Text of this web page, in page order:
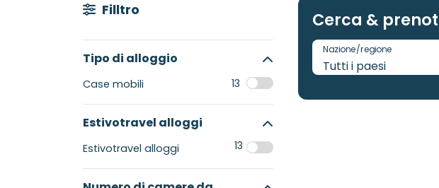
Filltro
Tipo di alloggio
Case mobili 13
Estivotravel alloggi
Estivotravel alloggi 13
Cerca &
Nazione/regione
Tutti i paesi